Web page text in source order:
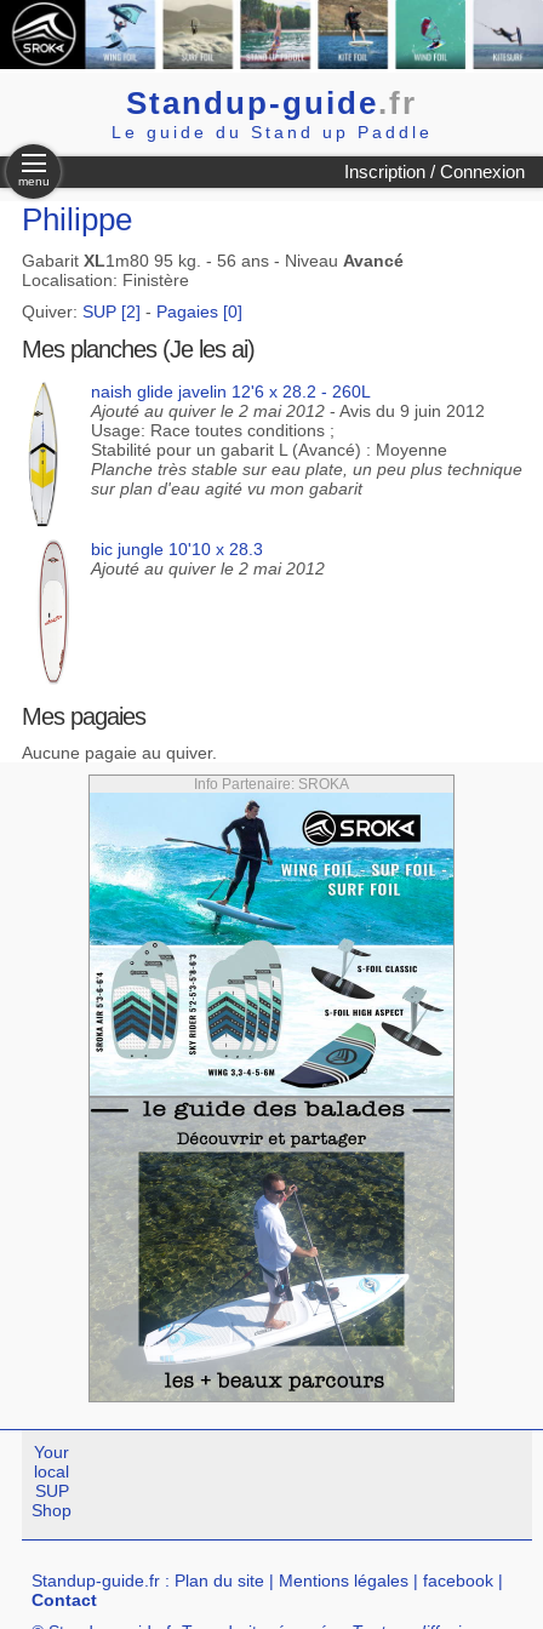
Standup-guide.fr
Le guide du Stand up Paddle
Inscription / Connexion
menu
Philippe
Gabarit XL1m80 95 kg. - 56 ans - Niveau Avancé
Localisation: Finistère
Quiver: SUP [2] - Pagaies [0]
Mes planches (Je les ai)
naish glide javelin 12'6 x 28.2 - 260L
Ajouté au quiver le 2 mai 2012 - Avis du 9 juin 2012
Usage: Race toutes conditions ;
Stabilité pour un gabarit L (Avancé) : Moyenne
Planche très stable sur eau plate, un peu plus technique
sur plan d'eau agité vu mon gabarit
bic jungle 10'10 x 28.3
Ajouté au quiver le 2 mai 2012
Mes pagaies
Aucune pagaie au quiver.
Info Partenaire: SROKA
Your
local
SUP
Shop
Standup-guide.fr : Plan du site | Mentions légales |facebook |
Contact